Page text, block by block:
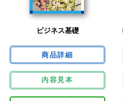
ビジネス基礎
内容見本